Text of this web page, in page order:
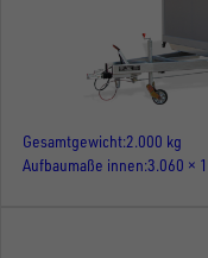
Gesamtgewicht 2.000 kg
Aufbaumaße innen 3.060 ×